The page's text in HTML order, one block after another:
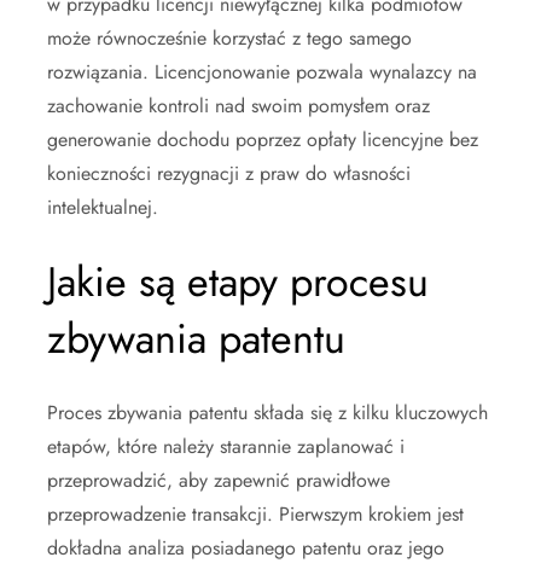
może równocześnie korzystać z tego samego
rozwiązania. Licencjonowanie pozwala wynalazcy na
zachowanie kontroli nad swoim pomysłem oraz
generowanie dochodu poprzez opłaty licencyjne bez
konieczności rezygnacji z praw do własności
intelektualnej.
Jakie są etapy procesu
zbywania patentu
Proces zbywania patentu składa się z kilku kluczowych
etapów, które należy starannie zaplanować i
przeprowadzić, aby zapewnić prawidłowe
przeprowadzenie transakcji. Pierwszym krokiem jest
dokładna analiza posiadanego patentu oraz jego